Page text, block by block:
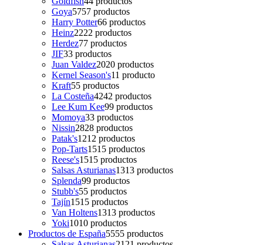
Goya5757 productos
Harry Potter66 productos
Heinz2222 productos
Herdez77 productos
JIF33 productos
Juan Valdez2020 productos
Kernel Season's11 producto
Kraft55 productos
La Costeña4242 productos
Lee Kum Kee99 productos
Momoya33 productos
Nissin2828 productos
Patak's1212 productos
Pop-Tarts1515 productos
Reese's1515 productos
Salsas Asturianas1313 productos
Splenda99 productos
Stubb's55 productos
Tajín1515 productos
Van Holtens1313 productos
Yoki1010 productos
Productos de España5555 productos